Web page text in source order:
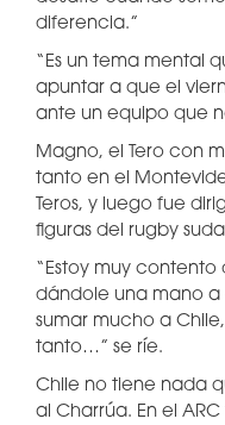
diferencia.”
“Es un tema mental
apuntar a que el
ante un equipo que
Magno, el Tero con
tanto en el
Teros, y luego fue
figuras del rugby
“Estoy muy contento
dándole una mano
sumar mucho a
tanto…” se ríe.
Chile no tiene nada
al Charrúa. En el